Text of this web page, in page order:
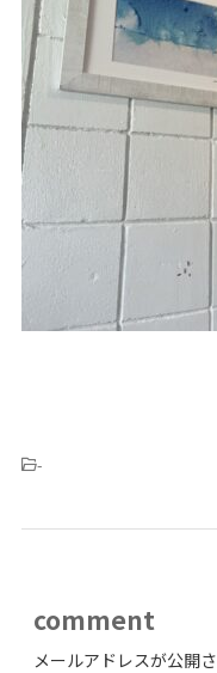
-
comment
メールアドレスが公開